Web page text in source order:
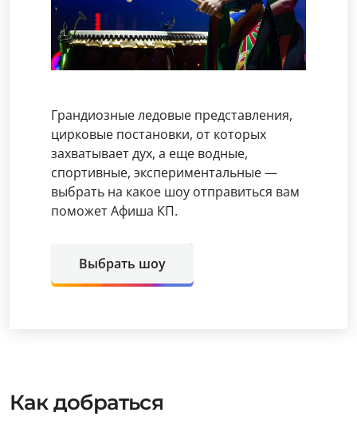
Грандиозные ледовые представления,
цирковые постановки, от которых
захватывает дух, а еще водные,
спортивные, экспериментальные —
выбрать на какое шоу отправиться вам
поможет Афиша КП.
Выбрать шоу
Как добраться